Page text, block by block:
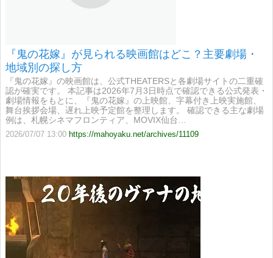
『鬼の花嫁』が見られる映画館はどこ？主要劇場・
地域別の探し方
『鬼の花嫁』の映画館は、公式THEATERSと各劇場サイトの二重確
認が確実です。 本記事は2026年7月3日時点で確認できる公式発表・
劇場情報をもとに、『鬼の花嫁』の上映館、字幕付き上映実施館、
舞台挨拶会場、遅れ上映予定館を整理します。 確認できる主な劇場
例は、札幌シネマフロンティア、MOVIX仙台…
2026/07/07 13:00 https://mahoyaku.net/archives/11109